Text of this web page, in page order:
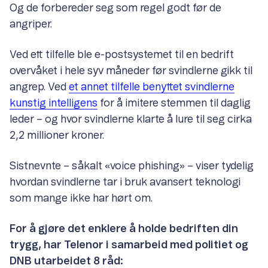
Og de forbereder seg som regel godt før de
angriper.
Ved ett tilfelle ble e-postsystemet til en bedrift
overvåket i hele syv måneder før svindlerne gikk til
angrep. Ved et annet tilfelle benyttet svindlerne
kunstig intelligens for å imitere stemmen til daglig
leder – og hvor svindlerne klarte å lure til seg cirka
2,2 millioner kroner.
Sistnevnte – såkalt «voice phishing» – viser tydelig
hvordan svindlerne tar i bruk avansert teknologi
som mange ikke har hørt om.
For å gjøre det enklere å holde bedriften din
trygg, har Telenor i samarbeid med politiet og
DNB utarbeidet 8 råd: